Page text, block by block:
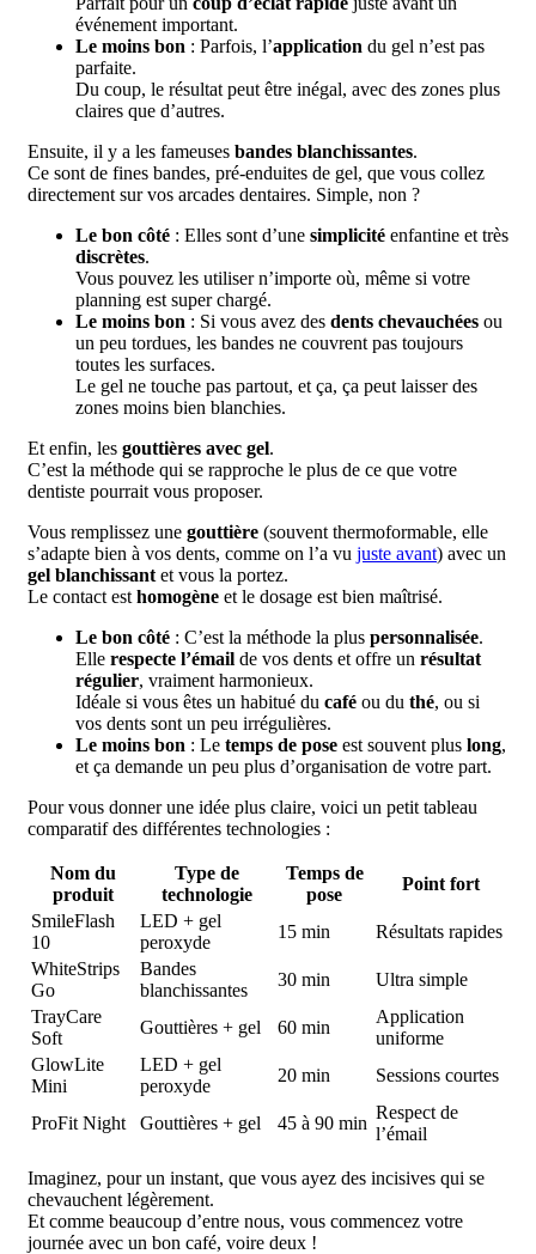
événement important.
Le moins bon : Parfois, l’application du gel n’est pas
parfaite.
Du coup, le résultat peut être inégal, avec des zones plus
claires que d’autres.
Ensuite, il y a les fameuses bandes blanchissantes.
Ce sont de fines bandes, pré-enduites de gel, que vous collez
directement sur vos arcades dentaires. Simple, non ?
Le bon côté : Elles sont d’une simplicité enfantine et très
discrètes.
Vous pouvez les utiliser n’importe où, même si votre
planning est super chargé.
Le moins bon : Si vous avez des dents chevauchées ou
un peu tordues, les bandes ne couvrent pas toujours
toutes les surfaces.
Le gel ne touche pas partout, et ça, ça peut laisser des
zones moins bien blanchies.
Et enfin, les gouttières avec gel.
C’est la méthode qui se rapproche le plus de ce que votre
dentiste pourrait vous proposer.
Vous remplissez une gouttière (souvent thermoformable, elle
s’adapte bien à vos dents, comme on l’a vu juste avant) avec un
gel blanchissant et vous la portez.
Le contact est homogène et le dosage est bien maîtrisé.
Le bon côté : C’est la méthode la plus personnalisée.
Elle respecte l’émail de vos dents et offre un résultat
régulier, vraiment harmonieux.
Idéale si vous êtes un habitué du café ou du thé, ou si
vos dents sont un peu irrégulières.
Le moins bon : Le temps de pose est souvent plus long,
et ça demande un peu plus d’organisation de votre part.
Pour vous donner une idée plus claire, voici un petit tableau
comparatif des différentes technologies :
Nom du
produit
Type de
technologie
Temps de
pose
Point fort
SmileFlash
10
LED + gel
peroxyde
15 min
Résultats rapides
WhiteStrips
Go
Bandes
blanchissantes
30 min
Ultra simple
TrayCare
Soft
Gouttières + gel 60 min
Application
uniforme
GlowLite
Mini
LED + gel
peroxyde
20 min Sessions courtes
ProFit Night Gouttières + gel 45 à 90 min
Respect de
l’émail
Imaginez, pour un instant, que vous ayez des incisives qui se
chevauchent légèrement.
Et comme beaucoup d’entre nous, vous commencez votre
journée avec un bon café, voire deux !